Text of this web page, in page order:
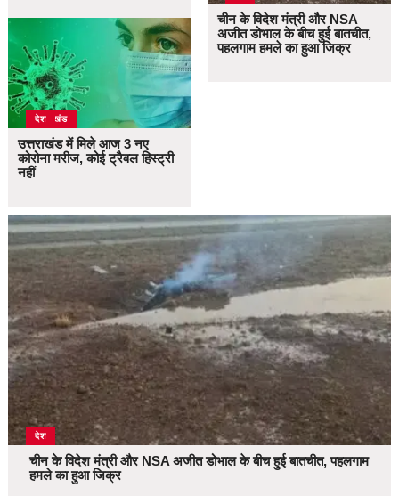
उत्तराखंड
देश
उत्तराखंड में मिले आज 3 नए
कोरोना मरीज, कोई ट्रैवल हिस्ट्री
नहीं
चीन के विदेश मंत्री और NSA
अजीत डोभाल के बीच हुई बातचीत,
पहलगाम हमले का हुआ जिक्र
देश
चीन के विदेश मंत्री और NSA अजीत डोभाल के बीच हुई बातचीत, पहलगाम
हमले का हुआ जिक्र